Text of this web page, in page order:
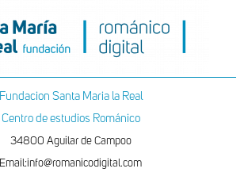
Fundacion Santa Maria la Real
Centro de estudios Románico
34800 Aguilar de Campoo
Email:info@romanicodigital.com